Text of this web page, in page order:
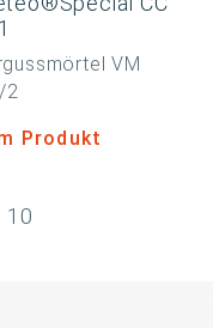
VM
2
Produkt
10